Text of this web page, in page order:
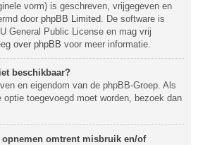
vorm) is geschreven, vrijgegeven en
door phpBB Limited. De software is
General Public License en mag vrij
over phpBB voor meer informatie.
beschikbaar?
en eigendom van de phpBB-Groep. Als
optie toegevoegd moet worden, bezoek dan
omtrent misbruik en/of